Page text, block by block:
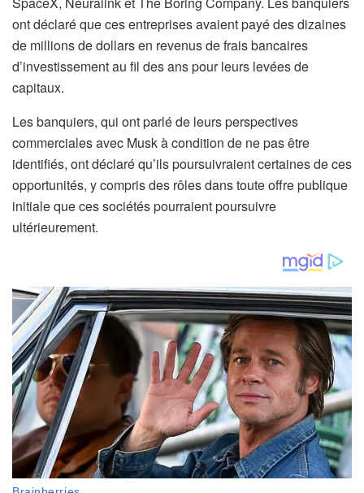
ont déclaré que ces entreprises avaient payé des dizaines
de millions de dollars en revenus de frais bancaires
d’investissement au fil des ans pour leurs levées de
capitaux.
Les banquiers, qui ont parlé de leurs perspectives
commerciales avec Musk à condition de ne pas être
identifiés, ont déclaré qu’ils poursuivraient certaines de ces
opportunités, y compris des rôles dans toute offre publique
initiale que ces sociétés pourraient poursuivre
ultérieurement.